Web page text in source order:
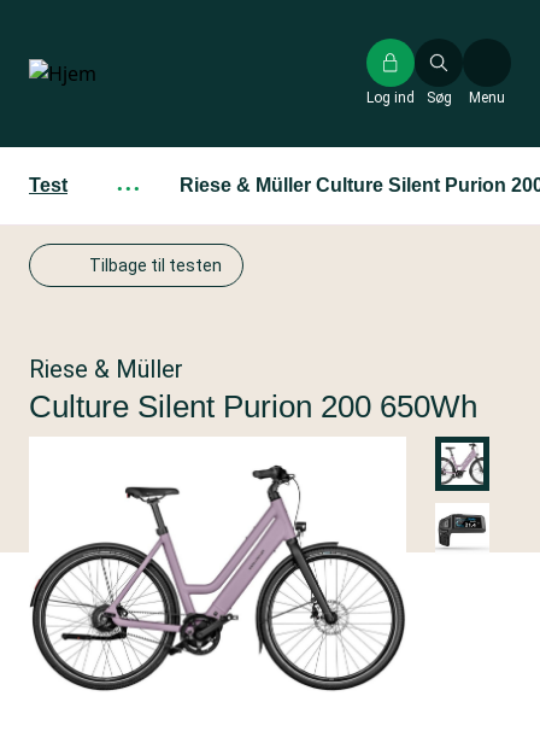
hovedindhold
Søg
Log ind Menu
Test ··· Riese & Müller Culture Silent Purion
Tilbage til testen
Riese & Müller
Culture Silent Purion 200 650Wh